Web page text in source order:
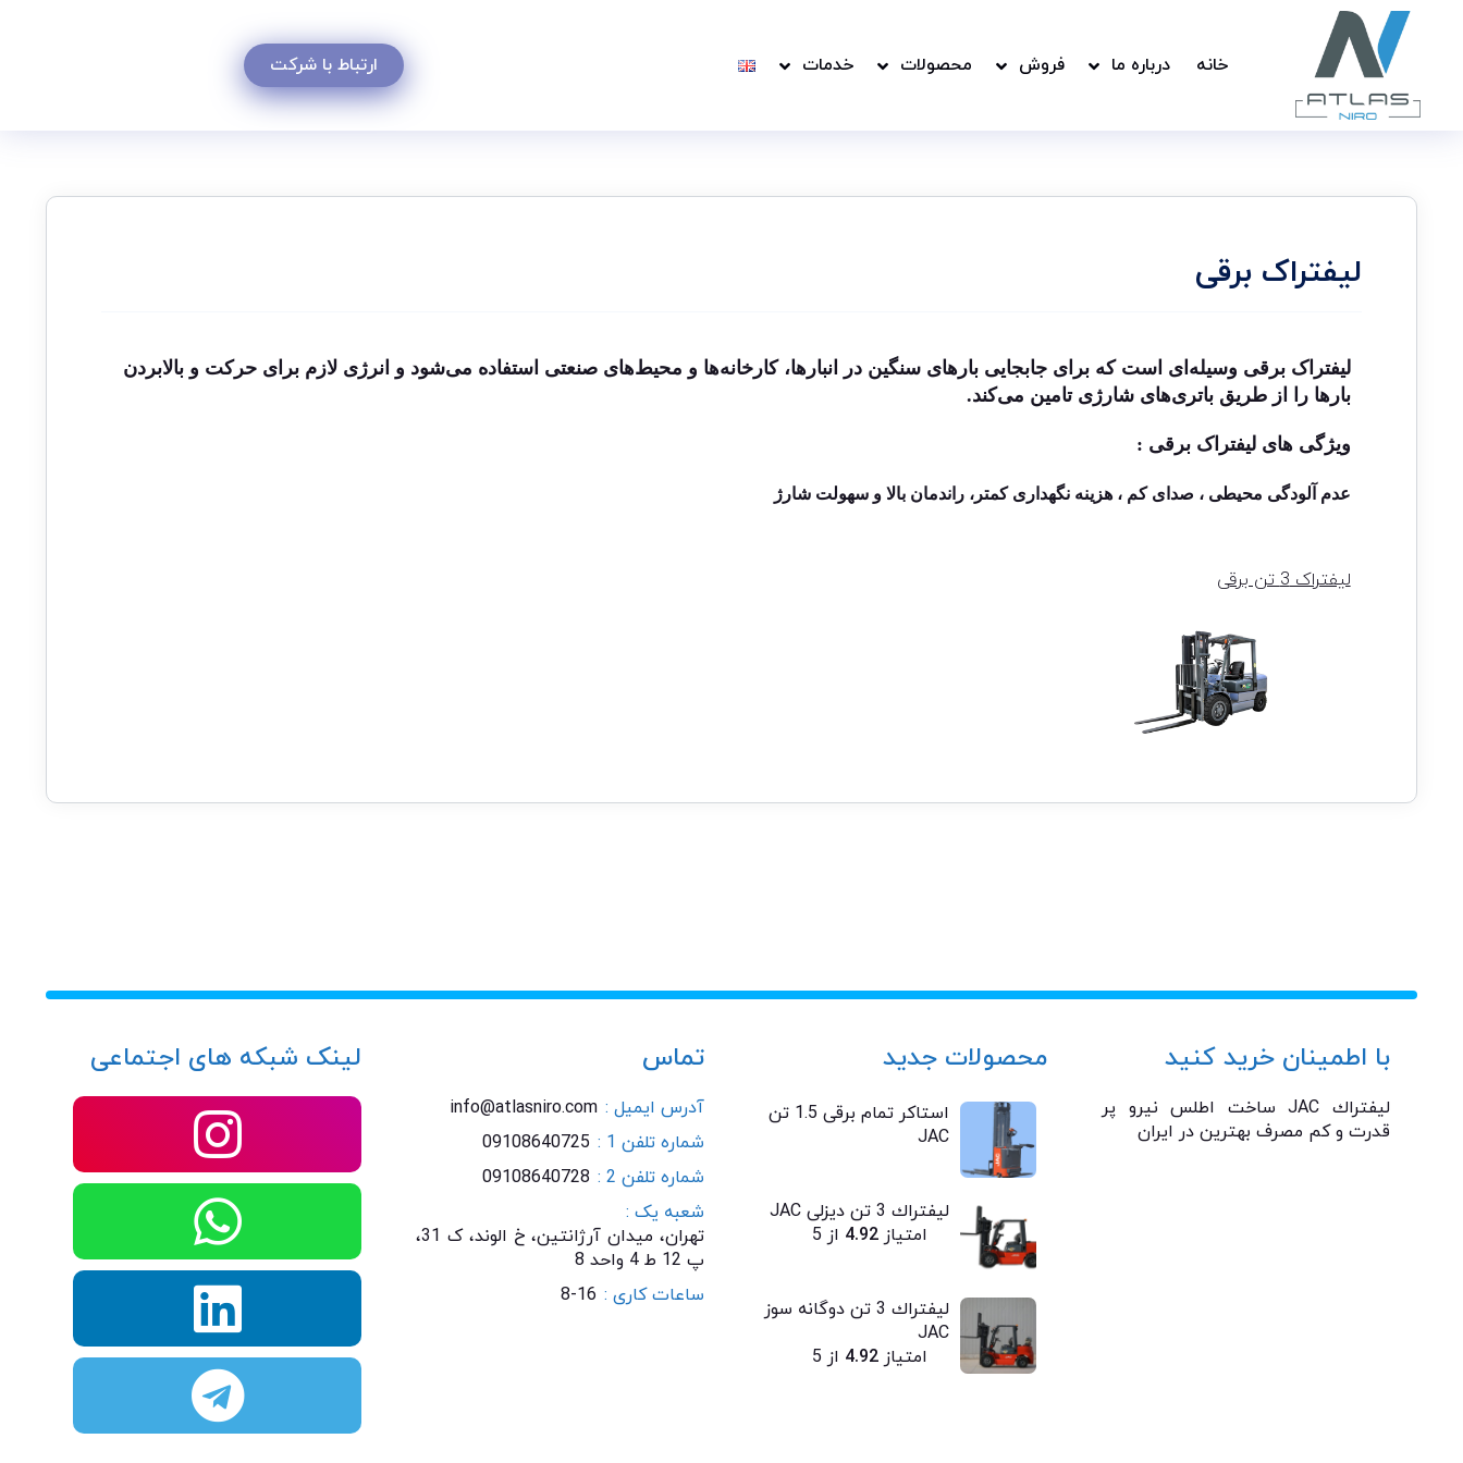
خانه درباره ما فروش محصولات خدمات ارتباط با شرکت
لیفتراک برقی
لیفتراک برقی وسیله‌ای است که برای جابجایی بارهای سنگین در انبارها، کارخانه‌ها و محیط‌های صنعتی استفاده می‌شود و انرژی لازم برای حرکت و بالابردن
بارها را از طریق باتری‌های شارژی تامین می‌کند.
ویژگی های لیفتراک برقی :
عدم آلودگی محیطی ، صدای کم ، هزینه نگهداری کمتر، راندمان بالا و سهولت شارژ
لیفتراک 3 تن برقی
با اطمینان خرید کنید
ليفتراك JAC ساخت اطلس نیرو پر
قدرت و كم مصرف بهترين در ايران
محصولات جدید
استاکر تمام برقی 1.5 تن
JAC
ليفتراك 3 تن ديزلی JAC
امتیاز4.92 از 5
ليفتراك 3 تن دوگانه سوز
JAC
امتیاز4.92 از 5
تماس
آدرس ایمیل : info@atlasniro.com
شماره تلفن 1 :
09108640725
شماره تلفن 2 :
09108640728
شعبه یک :
تهران، میدان آرژانتین، خ الوند، ک 31،
پ 12 ط 4 واحد 8
ساعات کاری : 8-16
لینک شبکه های اجتماعی